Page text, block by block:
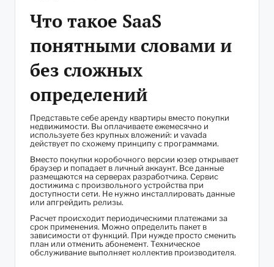
Что такое SaaS
понятными словами и
без сложных
определений
Представьте себе аренду квартиры вместо покупки
недвижимости. Вы оплачиваете ежемесячно и
используете без крупных вложений: и vavada
действует по схожему принципу с программами.
Вместо покупки коробочного версии юзер открывает
браузер и попадает в личный аккаунт. Все данные
размещаются на серверах разработчика. Сервис
достижима с произвольного устройства при
доступности сети. Не нужно инсталлировать данные
или апгрейдить релизы.
Расчет происходит периодическими платежами за
срок применения. Можно определить пакет в
зависимости от функций. При нужде просто сменить
план или отменить абонемент. Техническое
обслуживание выполняет коллектив производителя.